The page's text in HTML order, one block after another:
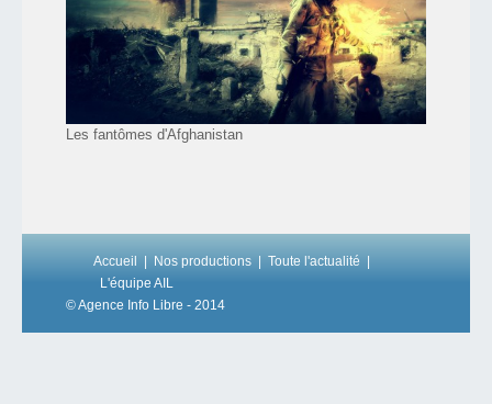
Les fantômes d'Afghanistan
Accueil Nos productions
Toute l'actualité
L'équipe AIL
© Agence Info Libre - 2014